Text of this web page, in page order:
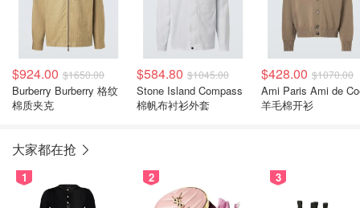
$924.00 $1650.00
Burberry Burberry 格纹
棉质夹克
$584.80 $1045.00
Stone Island Compass
棉帆布衬衫外套
$428.00 $1070.00
Ami Paris Ami de
羊毛棉开衫
大家都在抢
1 2 3